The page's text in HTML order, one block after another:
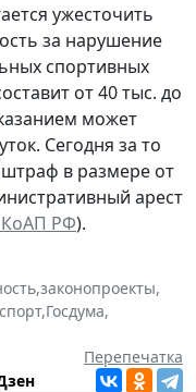
ужесточить
за нарушение
спортивных
от 40 тыс. до
может
Сегодня за то
в размере от
арест
КоАП РФ).
,законопроекты,
,Госдума,
Перепечатка